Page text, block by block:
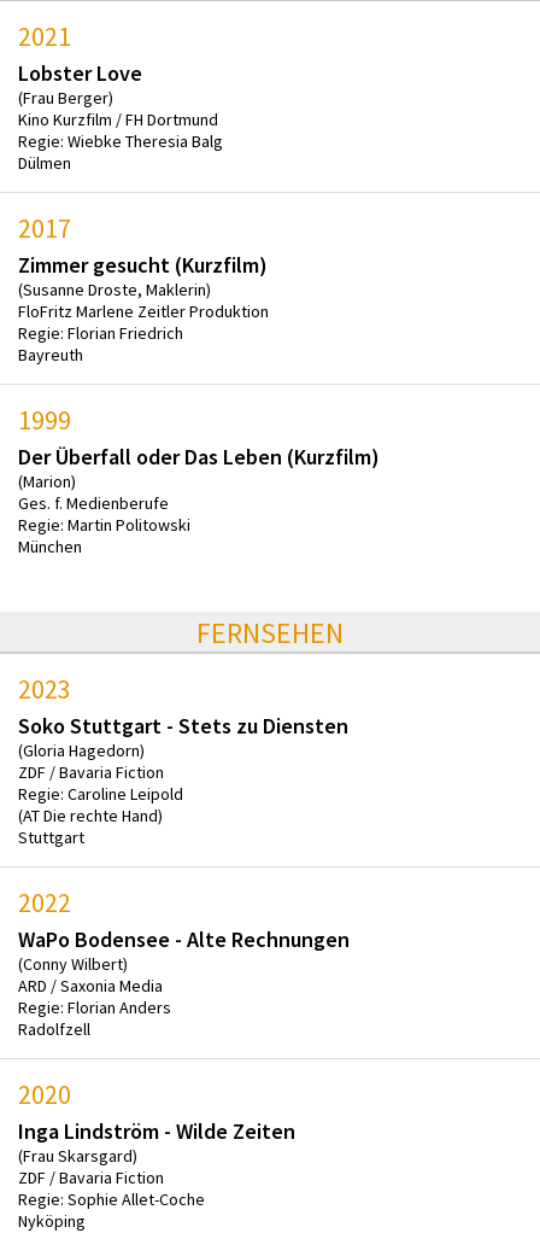
2021
Lobster Love
(Frau Berger)
Kino Kurzfilm / FH Dortmund
Regie: Wiebke Theresia Balg
Dülmen
2017
Zimmer gesucht (Kurzfilm)
(Susanne Droste, Maklerin)
FloFritz Marlene Zeitler Produktion
Regie: Florian Friedrich
Bayreuth
1999
Der Überfall oder Das Leben (Kurzfilm)
(Marion)
Ges. f. Medienberufe
Regie: Martin Politowski
München
FERNSEHEN
2023
Soko Stuttgart - Stets zu Diensten
(Gloria Hagedorn)
ZDF / Bavaria Fiction
Regie: Caroline Leipold
(AT Die rechte Hand)
Stuttgart
2022
WaPo Bodensee - Alte Rechnungen
(Conny Wilbert)
ARD / Saxonia Media
Regie: Florian Anders
Radolfzell
2020
Inga Lindström - Wilde Zeiten
(Frau Skarsgard)
ZDF / Bavaria Fiction
Regie: Sophie Allet-Coche
Nyköping